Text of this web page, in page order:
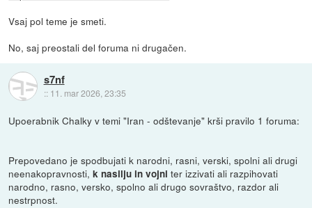
Vsaj pol teme je smeti.
No, saj preostali del foruma ni drugačen.
s7nf
:: 11. mar 2026, 23:35
Upoerabnik Chalky v temi "Iran - odštevanje" krši pravilo 1 foruma:
Prepovedano je spodbujati k narodni, rasni, verski, spolni ali drugi
neenakopravnosti,k nasilju in vojni ter izzivati ali razpihovati
narodno, rasno, versko, spolno ali drugo sovraštvo, razdor ali
nestrpnost.